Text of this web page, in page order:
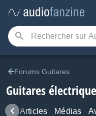
Forums Guitares
Guitares
Articles Médias